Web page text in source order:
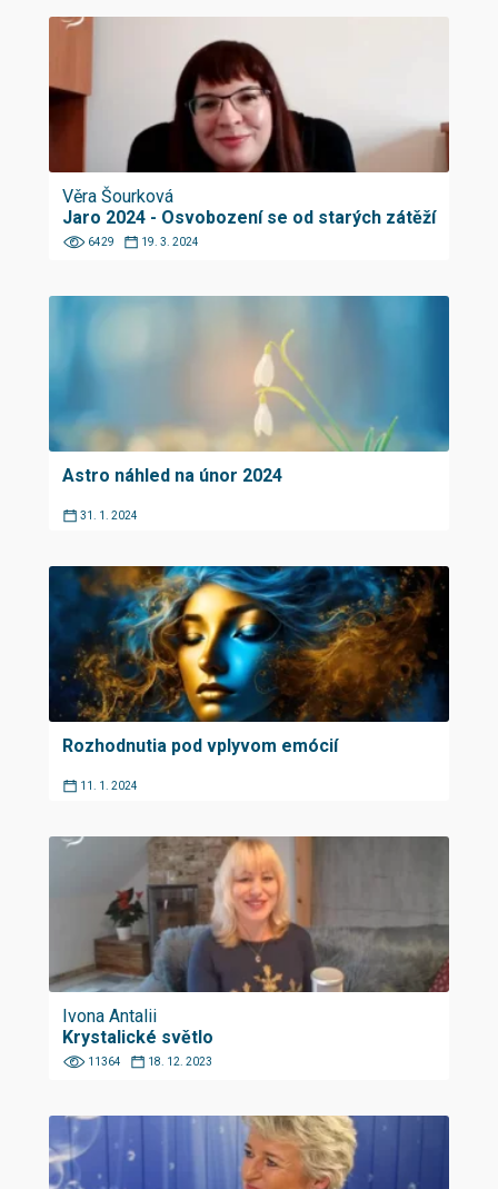
Věra Šourková
Jaro 2024 - Osvobození se od starých zátěží
6429 19. 3. 2024
Astro náhled na únor 2024
31. 1. 2024
Rozhodnutia pod vplyvom emócií
11. 1. 2024
Ivona Antalii
Krystalické světlo
11364 18. 12. 2023